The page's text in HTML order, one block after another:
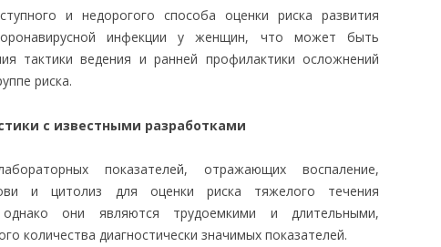
и недорогого способа оценки риска развития
инфекции у женщин, что может быть
тактики ведения и ранней профилактики осложнений
риска.
с известными разработками
показателей, отражающих воспаление,
и цитолиз для оценки риска тяжелого течения
однако они являются трудоемкими и длительными,
количества диагностически значимых показателей.